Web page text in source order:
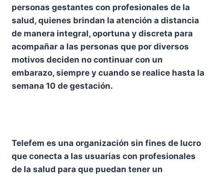
personas gestantes con profesionales de la
salud, quienes brindan la atención a distancia
de manera integral, oportuna y discreta para
acompañar a las personas que por diversos
motivos deciden no continuar con un
embarazo, siempre y cuando se realice hasta la
semana 10 de gestación.
Telefem es una organización sin fines de lucro
que conecta a las usuarias con profesionales
de la salud para que puedan tener un